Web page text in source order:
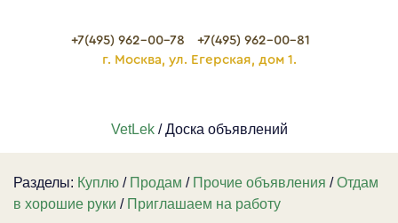
+7(495) 962-00-78
+7(495) 962-00-81
г. Москва, ул. Егерская, дом 1.
VetLek/ Доска объявлений
Разделы: Куплю / Продам / Прочие объявления /Отдам
в хорошие руки / Приглашаем на работу